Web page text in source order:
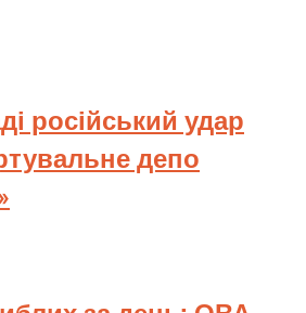
російський удар
депо